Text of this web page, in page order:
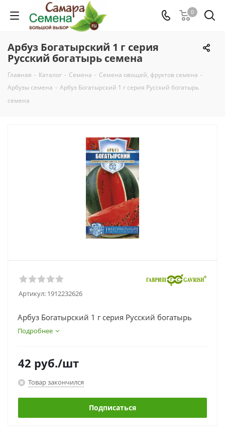
0
Арбуз Богатырский 1 г серия
Русский богатырь семена
Главная - Каталог - Семена - Семена овощей, фруктов семена -
Арбузы семена - Арбуз Богатырский 1 г серия Русский богатырь
семена
Артикул: 1912232626
Арбуз Богатырский 1 г серия Русский богатырь
Подробнее
42 руб./шт
Товар закончился
Подписаться